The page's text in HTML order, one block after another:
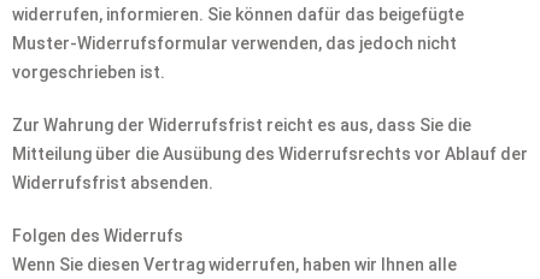
widerrufen, informieren. Sie können dafür das beigefügte
Muster-Widerrufsformular verwenden, das jedoch nicht
vorgeschrieben ist.
Zur Wahrung der Widerrufsfrist reicht es aus, dass Sie die
Mitteilung über die Ausübung des Widerrufsrechts vor Ablauf der
Widerrufsfrist absenden.
Folgen des Widerrufs
Wenn Sie diesen Vertrag widerrufen, haben wir Ihnen alle